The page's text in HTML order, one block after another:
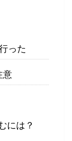
った
意
には？